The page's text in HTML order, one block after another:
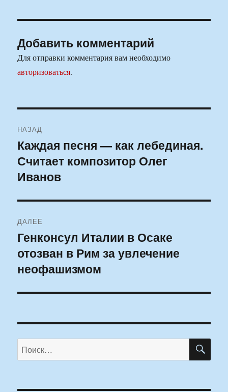
Добавить комментарий
Для отправки комментария вам необходимо
авторизоваться.
по
записям
НАЗАД
Предыдущая
запись:
Каждая песня — как лебединая.
Считает композитор Олег
Иванов
ДАЛЕЕ
Следующая
запись:
Генконсул Италии в Осаке
отозван в Рим за увлечение
неофашизмом
Искать: